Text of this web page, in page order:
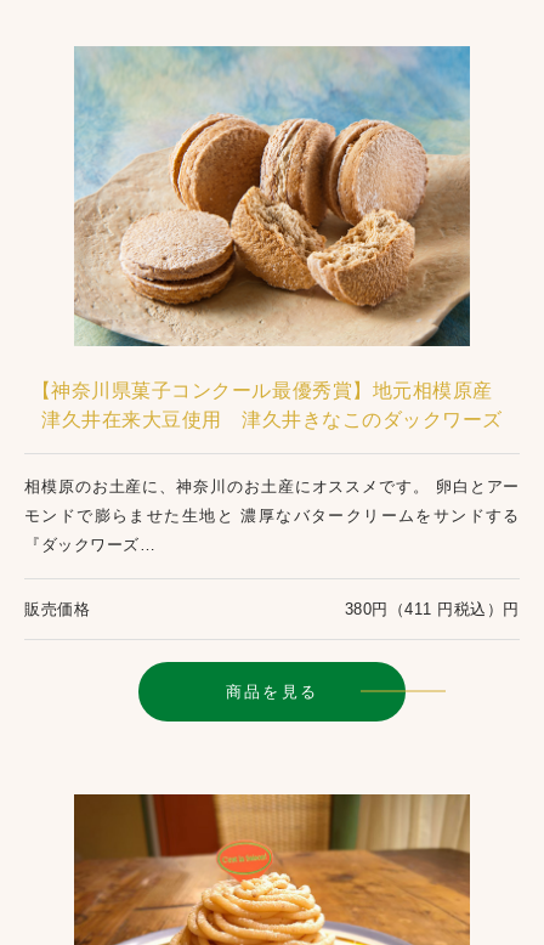
【神奈川県菓子コンクール最優秀賞】地元相模原産
津久井在来大豆使用 津久井きなこのダックワーズ
相模原のお土産に、神奈川のお土産にオススメです。 卵白とアー
モンドで膨らませた生地と 濃厚なバタークリームをサンドする
『ダックワーズ…
販売価格 380円（411 円税込）円
商品を見る